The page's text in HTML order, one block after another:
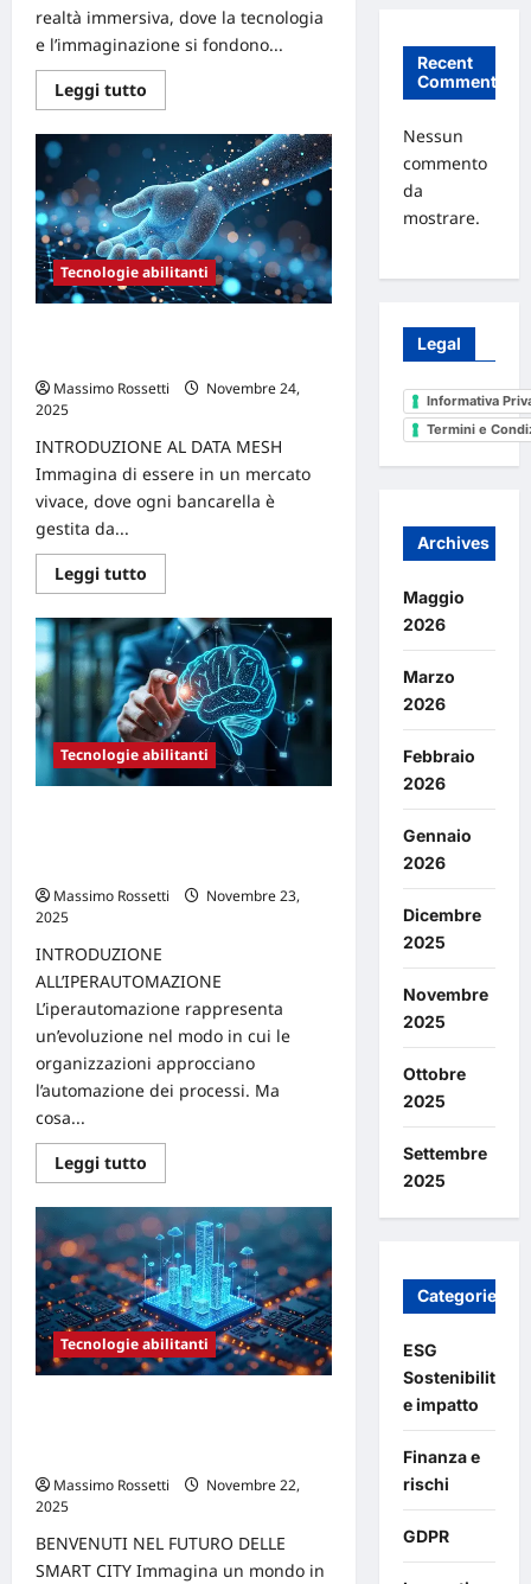
realtà immersiva, dove la tecnologia
e l’immaginazione si fondono...
Leggi tutto
di
su
RA,
Realtà
Aumentata
e
VR,
Realtà
Virtuale
per
la
collaborazione
Tecnologie abilitanti
Massimo Rossetti
Novembre 24,
2025
INTRODUZIONE AL DATA MESH
Immagina di essere in un mercato
vivace, dove ogni bancarella è
gestita da...
Leggi tutto
di
su
Come
l’architettura
data
mesh
può
rivoluzionare
il
tuo
approccio
ai
Tecnologie abilitanti
Massimo Rossetti
Novembre 23,
2025
INTRODUZIONE
ALL’IPERAUTOMAZIONE
L’iperautomazione rappresenta
un’evoluzione nel modo in cui le
organizzazioni approcciano
l’automazione dei processi. Ma
cosa...
Leggi tutto
di
su
Come
Iperautomazione
e
automazione
intelligente
rivoluzionano
le
catene
di
valore
Tecnologie abilitanti
Massimo Rossetti
Novembre 22,
2025
BENVENUTI NEL FUTURO DELLE
SMART CITY Immagina un mondo in
Recent
Comments
Nessun
commento
da
mostrare.
Legal
Informativa
Termini e
Archives
Maggio
2026
Marzo
2026
Febbraio
2026
Gennaio
2026
Dicembre
2025
Novembre
2025
Ottobre
2025
Settembre
2025
Categories
ESG
Sostenibilità
e impatto
Finanza e
rischi
GDPR